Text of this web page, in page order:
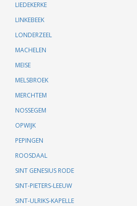
LIEDEKERKE
LINKEBEEK
LONDERZEEL
MACHELEN
MEISE
MELSBROEK
MERCHTEM
NOSSEGEM
OPWIJK
PEPINGEN
ROOSDAAL
SINT GENESIUS RODE
SINT-PIETERS-LEEUW
SINT-ULRIKS-KAPELLE